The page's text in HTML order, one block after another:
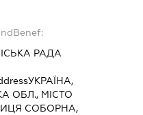
РАДА
УКРАЇНА,
ОБЛ., МІСТО
СОБОРНА,